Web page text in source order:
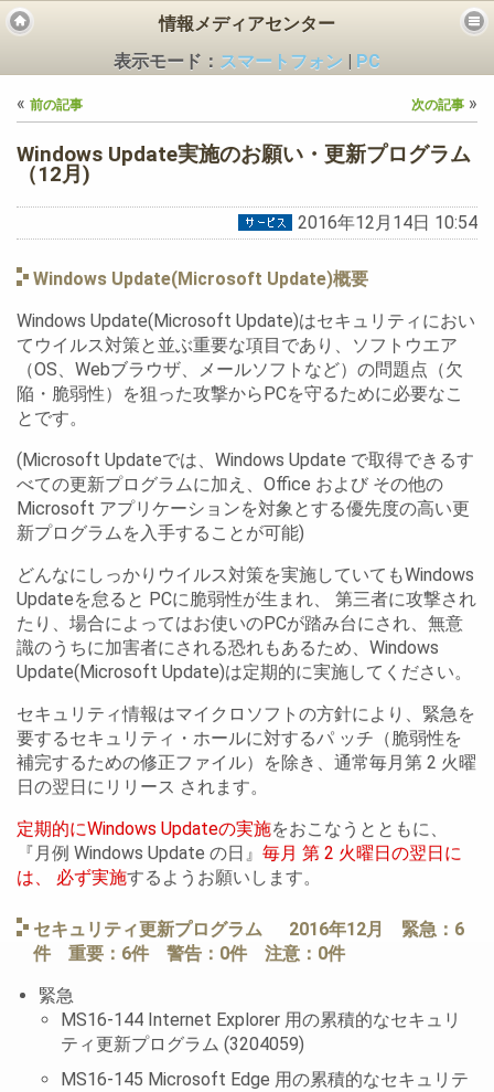
情報メディアセンター
表示モード： スマートフォン
PC
« 前の記事 次の記事 »
Windows Update実施のお願い・更新プログラム
（12月)
2016年12月14日 10:54
Windows Update(Microsoft Update)概要
Windows Update(Microsoft Update)はセキュリティにおい
てウイルス対策と並ぶ重要な項目であり、ソフトウエア
（OS、Webブラウザ、メールソフトなど）の問題点（欠
陥・脆弱性）を狙った攻撃からPCを守るために必要なこ
とです。
(Microsoft Updateでは、Windows Update で取得できるす
べての更新プログラムに加え、Office および その他の
Microsoft アプリケーションを対象とする優先度の高い更
新プログラムを入手することが可能)
どんなにしっかりウイルス対策を実施していてもWindows
Updateを怠ると PCに脆弱性が生まれ、 第三者に攻撃され
たり、場合によってはお使いのPCが踏み台にされ、無意
識のうちに加害者にされる恐れもあるため、Windows
Update(Microsoft Update)は定期的に実施してください。
セキュリティ情報はマイクロソフトの方針により、緊急を
要するセキュリティ・ホールに対するパ ッチ（脆弱性を
補完するための修正ファイル）を除き、通常毎月第 2 火曜
日の翌日にリリース されます。
定期的にWindows Updateの実施をおこなうとともに、
『月例 Windows Update の日』 毎月 第 2 火曜日の翌日に
は、 必ず実施するようお願いします。
セキュリティ更新プログラム 2016年12月 緊急：6
件 重要：6件 警告：0件 注意：0件
緊急
MS16-144 Internet Explorer 用の累積的なセキュリ
ティ更新プログラム (3204059)
MS16-145 Microsoft Edge 用の累積的なセキュリテ